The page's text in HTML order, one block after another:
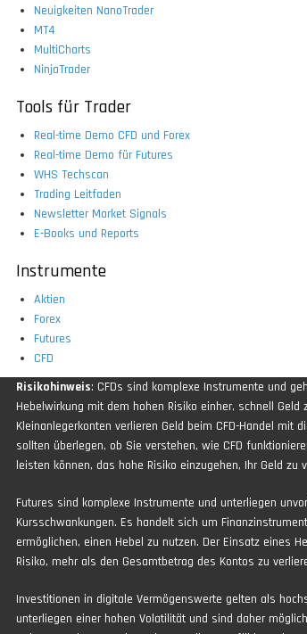
Neuigkeiten NanoTrader
MT4
MultiCharts
NinjaTrader
Tools für Trader
Real-time Demo CFD und Forex
Real-time Demo für Futures
WHS Techscan
Trading Leitfaden
Newsletter Market Signals
E-Books und Reports
Instrumente
Aktien
Forex
Futures
CFD
Risikohinweis: CFDs sind komplexe Instrumente und
Hebelwirkung mit dem hohen Risiko einher, schnell Geld
Kleinanlegerkonten verlieren Geld beim CFD-Handel mit
sollten überlegen, ob Sie verstehen, wie CFD
leisten können, das hohe Risiko einzugehen, Ihr Geld zu
Futures sind komplexe Instrumente und unterliegen
Kursschwankungen. Es handelt sich um
ermöglichen, einen Hebel zu nutzen. Der Einsatz eines
Risiko, mehr als den Gesamtbetrag des Kontos zu
Investitionen in digitale Vermögenswerte gelten als
unterliegen einer hohen Volatilität und sind daher